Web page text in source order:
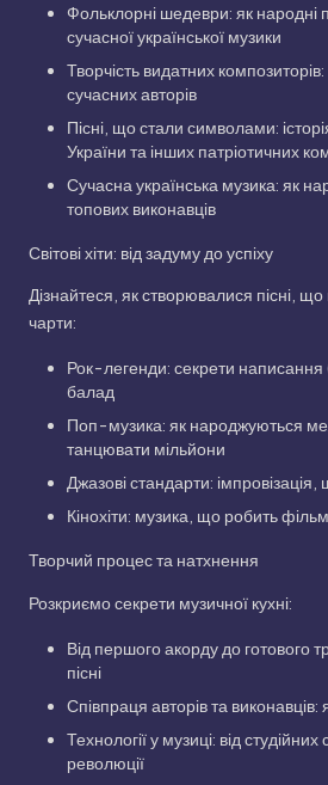
Фольклорні шедеври: як народні
сучасної української музики
Творчість видатних
сучасних авторів
Пісні, що стали символами:
України та інших патріотичних
Сучасна українська музика: як
топових виконавців
Світові хіти: від задуму до успіху
Дізнайтеся, як створювалися пісні, що
чарти:
Рок-легенди: секрети
балад
Поп-музика: як народжуються
танцювати мільйони
Джазові стандарти:
Кінохіти: музика, що робить
Творчий процес та натхнення
Розкриємо секрети музичної кухні:
Від першого акорду до готового
пісні
Співпраця авторів та виконавців:
Технології у музиці: від
революції